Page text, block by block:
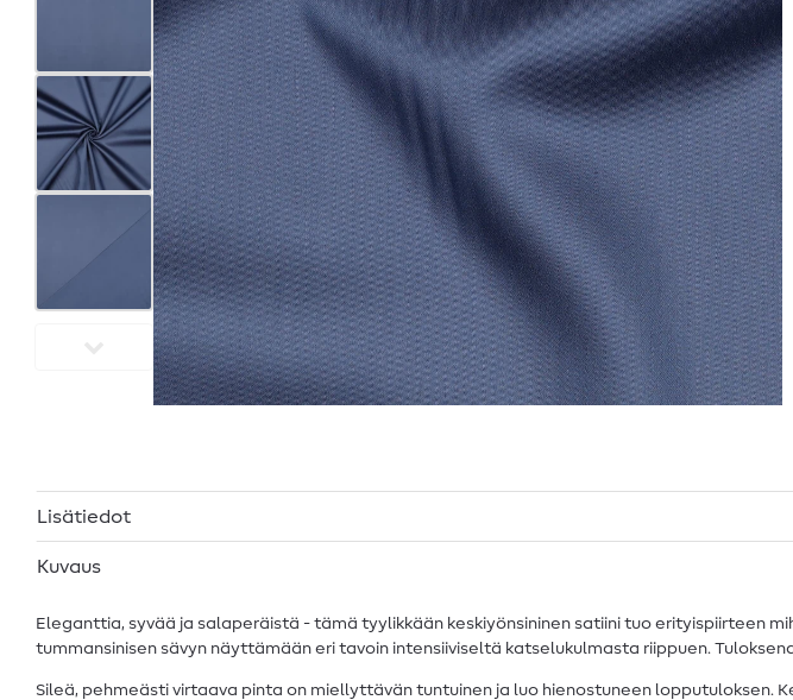
Lisätiedot
Kuvaus
Eleganttia, syvää ja salaperäistä - tämä tyylikkään keskiyönsininen satiini tuo erityispiirteen
tummansinisen sävyn näyttämään eri tavoin intensiiviseltä katselukulmasta riippuen.
Sileä, pehmeästi virtaava pinta on miellyttävän tuntuinen ja luo hienostuneen lopputuloksen.